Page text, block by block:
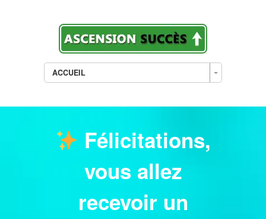
ACCUEIL
Félicitations,
vous allez
recevoir un